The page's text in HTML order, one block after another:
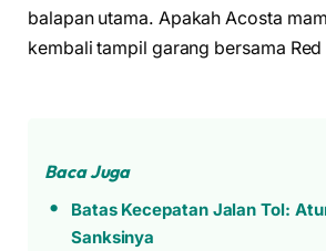
balapan utama. Apakah Acosta
kembali tampil garang bersama Red
Baca Juga
Batas Kecepatan Jalan Tol:
Sanksinya